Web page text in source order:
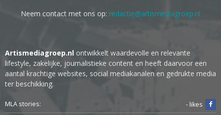
Neem contact met ons op: redactie@artismediagroep.nl
Artismediagroep.nl ontwikkelt waardevolle en relevante
lifestyle, zakelijke, journalistieke content en heeft daarvoor een
aantal krachtige websites, social mediakanalen en gedrukte media
ter beschikking.
MLA stories:
- likes